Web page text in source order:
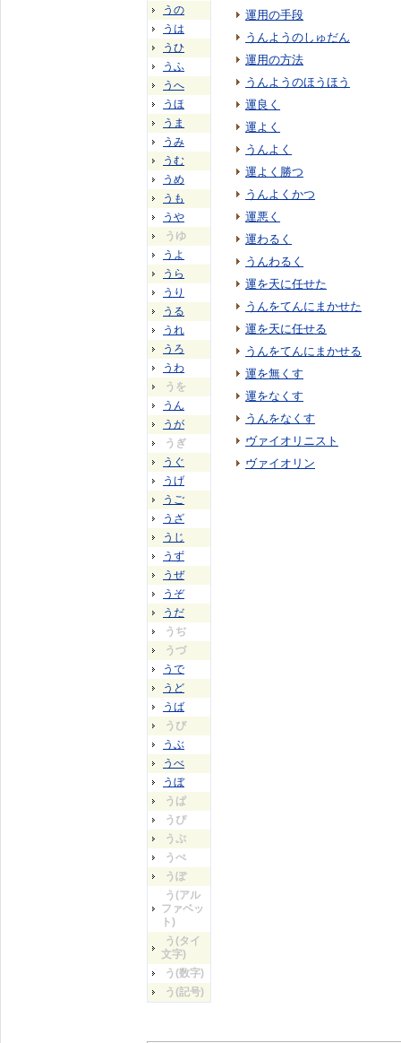
うの
うは
うひ
うふ
うへ
うほ
うま
うみ
うむ
うめ
うも
うや
うゆ
うよ
うら
うり
うる
うれ
うろ
うわ
うを
うん
うが
うぎ
うぐ
うげ
うご
うざ
うじ
うず
うぜ
うぞ
うだ
うぢ
うづ
うで
うど
うば
うび
うぶ
うべ
うぼ
うぱ
うぴ
うぷ
うぺ
うぽ
う(アル
ファベッ
ト)
う(タイ
文字)
う(数字)
う(記号)
運用の手段
うんようのしゅだん
運用の方法
うんようのほうほう
運良く
運よく
うんよく
運よく勝つ
うんよくかつ
運悪く
運わるく
うんわるく
運を天に任せた
うんをてんにまかせた
運を天に任せる
うんをてんにまかせる
運を無くす
運をなくす
うんをなくす
ヴァイオリニスト
ヴァイオリン